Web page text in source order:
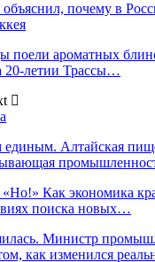
объяснил, почему в
поели ароматных
20-летии Трассы…
единым. Алтайская
Как экономика
поиска новых…
Министр
как изменился